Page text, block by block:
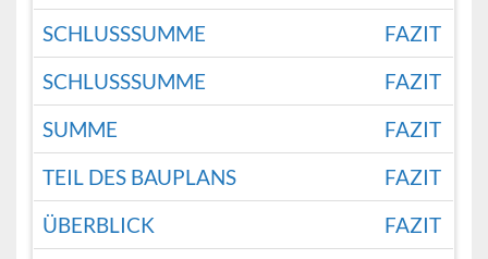
SCHLUSSSUMME
FAZIT
SCHLUSSSUMME
FAZIT
SUMME
FAZIT
TEIL DES BAUPLANS
FAZIT
ÜBERBLICK
FAZIT